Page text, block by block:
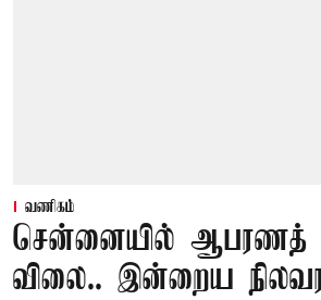
வணிகம்
சென்னையில் ஆபரணத்
விலை.. இன்றைய